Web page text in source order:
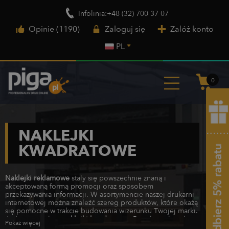
Infolinia:+48 (32) 700 37 07
Opinie (1190) Zaloguj się
Załóż konto
PL
0
NAKLEJKI
KWADRATOWE
Naklejki reklamowe stały się powszechnie znaną i
akceptowaną formą promocji oraz sposobem
przekazywania informacji. W asortymencie naszej drukarni
internetowej można znaleźć szereg produktów, które okażą
się pomocne w trakcie budowania wizerunku Twojej marki.
Jednym z nich są
naklejki kwadratowe
.​ Regularne kształty
to odzwierciedlenie stabilizacji i silnej pozycji na rynku.
Pokaż więcej